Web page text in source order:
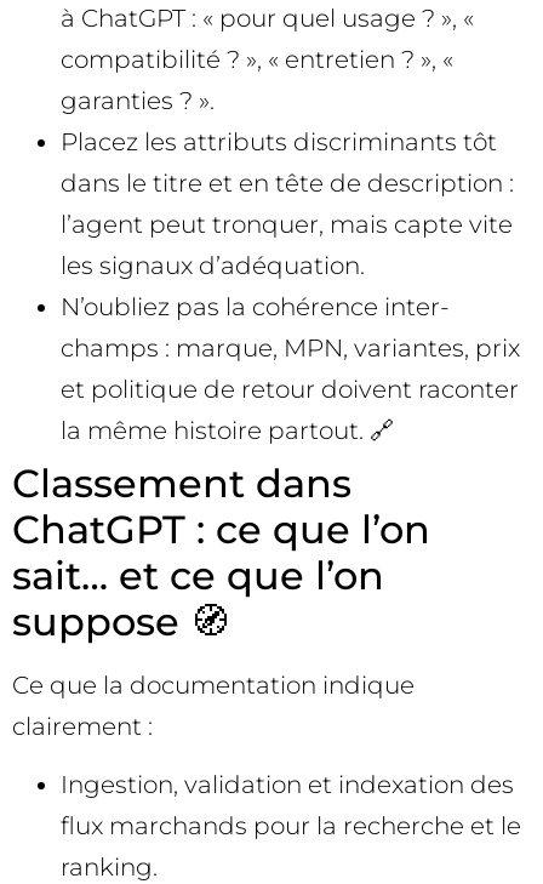
à ChatGPT : « pour quel usage ? », «
compatibilité ? », « entretien ? », «
garanties ? ».
Placez les attributs discriminants tôt
dans le titre et en tête de description :
l’agent peut tronquer, mais capte vite
les signaux d’adéquation.
N’oubliez pas la cohérence inter-
champs : marque, MPN, variantes, prix
et politique de retour doivent raconter
la même histoire partout. 🔗
Classement dans
ChatGPT : ce que l’on
sait… et ce que l’on
suppose 🧭
Ce que la documentation indique
clairement :
Ingestion, validation et indexation des
flux marchands pour la recherche et le
ranking.